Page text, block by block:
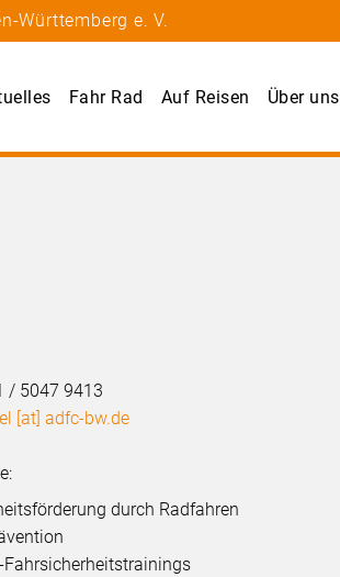
Württemberg e. V.
Fahr Rad Auf Reisen Über uns
/ 5047 9413
[at] adfc-bw.de
durch Radfahren
Fahrsicherheitstrainings